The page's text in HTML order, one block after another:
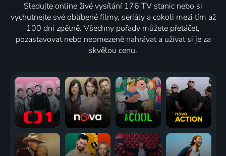
Sledujte online živé vysílání 176 TV stanic nebo si
vychutnejte své oblíbené filmy, seriály a cokoli mezi tím až
100 dní zpětně. Všechny pořady můžete přetáčet,
pozastavovat nebo neomezeně nahrávat a užívat si je za
skvělou cenu.